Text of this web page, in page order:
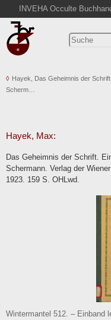
INVEHA Occulte
Startseite
Detailsuche
Warenkorb
Abkürzungen
Kontakt
AGB
Hayek, Das Geheimnis der
Scherm…
Hayek, Max:
Das Geheimnis der Schrift.
Schermann. Verlag der
1923. 159 S. OHLwd.
Wintermantel 512. – Einband